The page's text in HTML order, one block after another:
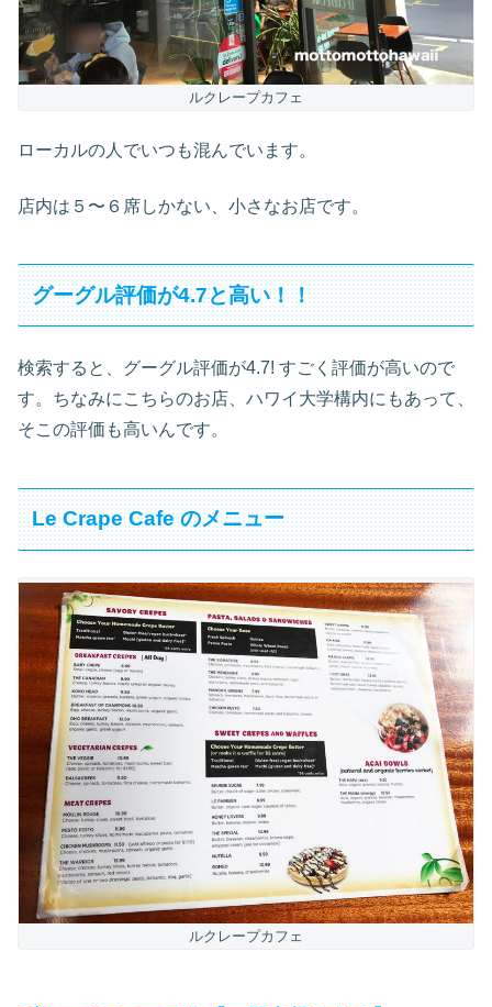
ルクレープカフェ
ローカルの人でいつも混んでいます。
店内は５〜６席しかない、小さなお店です。
グーグル評価が4.7と高い！！
検索すると、グーグル評価が4.7! すごく評価が高いので
す。ちなみにこちらのお店、ハワイ大学構内にもあって、
そこの評価も高いんです。
Le Crape Cafe のメニュー
ルクレープカフェ